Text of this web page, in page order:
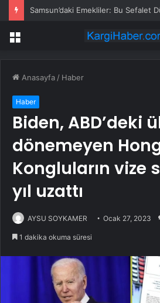
Menü
Anasayfa / Haber
Haber
Biden, ABD’deki
dönemeyen
Kongluların vize
yıl uzattı
AYSU SOYKAMER Ocak 27, 2023
1 dakika okuma süresi